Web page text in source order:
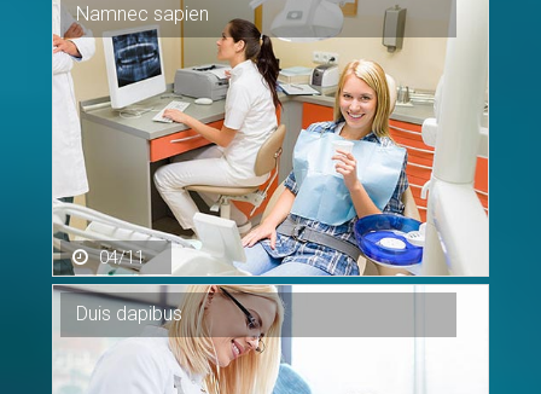
Namnec sapien
04/11
Duis dapibus